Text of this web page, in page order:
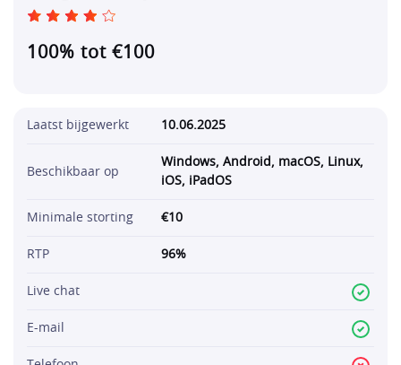
100% tot €100
Laatst bijgewerkt 10.06.2025
Beschikbaar op
Windows, Android, macOS, Linux,
iOS, iPadOS
Minimale storting €10
RTP 96%
Live chat
E-mail